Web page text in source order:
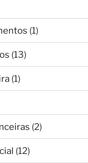
(1)
(13)
(1)
(2)
(12)